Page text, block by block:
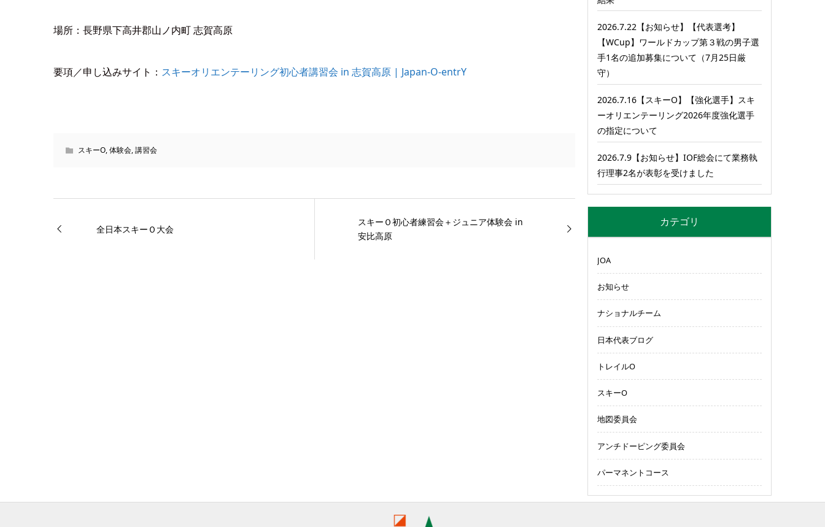
場所：長野県下高井郡山ノ内町 志賀高原
要項／申し込みサイト： スキーオリエンテーリング初心者講習会 in 志賀高原 | Japan-O-entrY
スキーO,体験会,講習会
全日本スキーＯ大会
スキーＯ初心者練習会＋ジュニア体験会 in
安比高原
2026.7.22【お知らせ】【代表選考】
【WCup】ワールドカップ第３戦の男子選
手1名の追加募集について（7月25日厳
守）
2026.7.16【スキーO】【強化選手】スキ
ーオリエンテーリング2026年度強化選手
の指定について
2026.7.9【お知らせ】IOF総会にて業務執
行理事2名が表彰を受けました
カテゴリ
JOA
お知らせ
ナショナルチーム
日本代表ブログ
トレイルO
スキーO
地図委員会
アンチドーピング委員会
パーマネントコース